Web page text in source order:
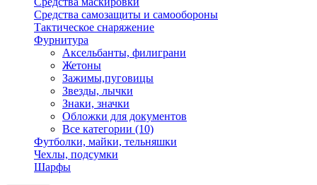
Средства самозащиты и самообороны
Тактическое снаряжение
Фурнитура
Аксельбанты, филиграни
Жетоны
Зажимы,пуговицы
Звезды, лычки
Знаки, значки
Обложки для документов
Все категории (10)
Футболки, майки, тельняшки
Чехлы, подсумки
Шарфы